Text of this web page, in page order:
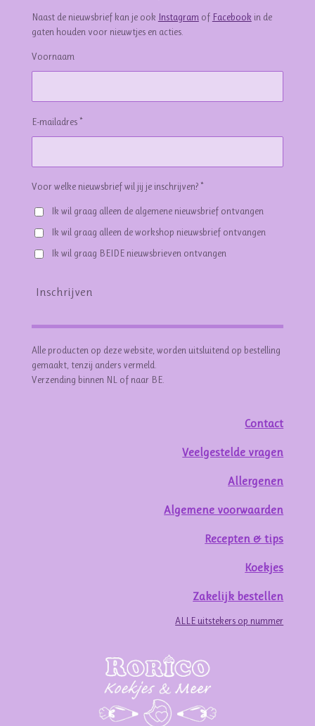
Naast de nieuwsbrief kan je ook Instagram of Facebook in de
gaten houden voor nieuwtjes en acties.
Voornaam
E-mailadres *
Voor welke nieuwsbrief wil jij je inschrijven? *
Ik wil graag alleen de algemene nieuwsbrief ontvangen
Ik wil graag alleen de workshop nieuwsbrief ontvangen
Ik wil graag BEIDE nieuwsbrieven ontvangen
Inschrijven
Alle producten op deze website, worden uitsluitend op bestelling
gemaakt, tenzij anders vermeld.
Verzending binnen NL of naar BE.
Contact
Veelgestelde vragen
Allergenen
Algemene voorwaarden
Recepten & tips
Koekjes
Zakelijk bestellen
ALLE uitstekers op nummer